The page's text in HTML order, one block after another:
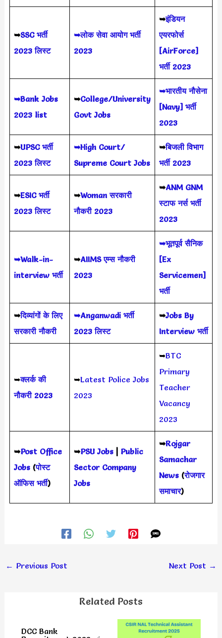
➥SSC भर्ती
2023 लिस्ट
➥लोक सेवा आयोग भर्ती
2023
➥इंडियन
एयरफोर्स
[AirForce]
भर्ती 2023
➥Bank Jobs
2023 list
➥College/University
Govt Jobs
➥भारतीय नौसेना
[Navy] भर्ती
2023
➥UPSC भर्ती
2023 लिस्ट
➥High Court/
Supreme Court Jobs
➥बिजली विभाग
भर्ती 2023
➥ESIC भर्ती
2023 लिस्ट
➥Woman सरकारी
नौकरी 2023
➥ANM GNM
स्टाफ नर्स भर्ती
2023
➥Walk-in-
interview भर्ती
➥AIIMS एम्स नौकरी
2023
➥भूतपूर्व सैनिक
[Ex
Servicemen]
भर्ती
➥दिव्यांगों के लिए
सरकारी नौकरी
➥Anganwadi भर्ती
2023 लिस्ट
➥Jobs By
Interview भर्ती
➥क्लर्क की
नौकरी 2023
➥Latest Police Jobs
2023
➥BTC
Primary
Teacher
Vacancy
2023
➥Post Office
Jobs(पोस्ट
ऑफिस भर्ती)
➥PSU Jobs| Public
Sector Company
Jobs
➥Rojgar
Samachar
News(रोजगार
समाचार)
← Previous Post Next Post →
Related Posts
DCC Bank